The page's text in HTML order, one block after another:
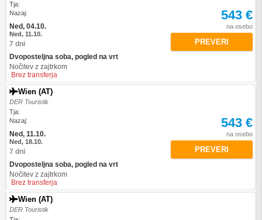
Tja:
Nazaj:
Ned, 04.10.
Ned, 11.10.
7 dni
Dvoposteljna soba, pogled na vrt
Nočitev z zajtrkom
Brez transferja
543 €
na osebo
PREVERI
Wien (AT)
DER Touristik
Tja:
Nazaj:
Ned, 11.10.
Ned, 18.10.
7 dni
Dvoposteljna soba, pogled na vrt
Nočitev z zajtrkom
Brez transferja
543 €
na osebo
PREVERI
Wien (AT)
DER Touristik